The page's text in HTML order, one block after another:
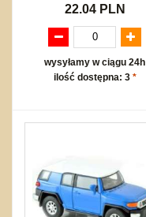
22.04 PLN
wysyłamy w ciągu 24h
ilość dostępna: 3 *